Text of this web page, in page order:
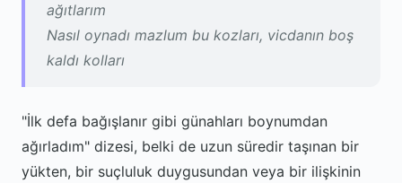
ağıtlarım
Nasıl oynadı mazlum bu kozları, vicdanın boş
kaldı kolları
"İlk defa bağışlanır gibi günahları boynumdan
ağırladım" dizesi, belki de uzun süredir taşınan bir
yükten, bir suçluluk duygusundan veya bir ilişkinin